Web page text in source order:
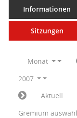
Informationen
Sitzungen
Monat
2007
Aktuell
Gremium